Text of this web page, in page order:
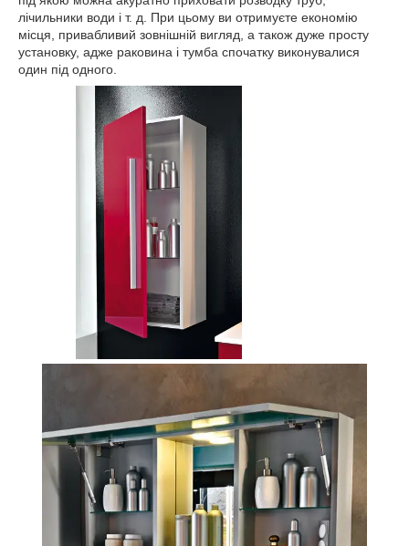
лічильники води і т. д. При цьому ви отримуєте економію
місця, привабливий зовнішній вигляд, а також дуже просту
установку, адже раковина і тумба спочатку виконувалися
один під одного.